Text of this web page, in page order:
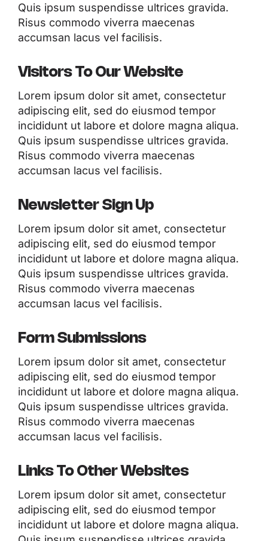
Quis ipsum suspendisse ultrices gravida.
Risus commodo viverra maecenas
accumsan lacus vel facilisis.
Visitors To Our Website
Lorem ipsum dolor sit amet, consectetur
adipiscing elit, sed do eiusmod tempor
incididunt ut labore et dolore magna aliqua.
Quis ipsum suspendisse ultrices gravida.
Risus commodo viverra maecenas
accumsan lacus vel facilisis.
Newsletter Sign Up
Lorem ipsum dolor sit amet, consectetur
adipiscing elit, sed do eiusmod tempor
incididunt ut labore et dolore magna aliqua.
Quis ipsum suspendisse ultrices gravida.
Risus commodo viverra maecenas
accumsan lacus vel facilisis.
Form Submissions
Lorem ipsum dolor sit amet, consectetur
adipiscing elit, sed do eiusmod tempor
incididunt ut labore et dolore magna aliqua.
Quis ipsum suspendisse ultrices gravida.
Risus commodo viverra maecenas
accumsan lacus vel facilisis.
Links To Other Websites
Lorem ipsum dolor sit amet, consectetur
adipiscing elit, sed do eiusmod tempor
incididunt ut labore et dolore magna aliqua.